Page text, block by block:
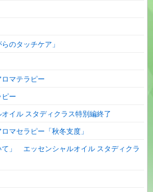
のタッチケア」
ロマテラピー
ー
イル スタディクラス特別編終了
マセラピー「秋冬支度」
」 エッセンシャルオイル スタディクラ